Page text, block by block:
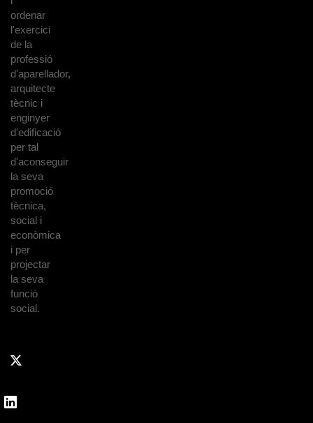
ordenar
l'exercici
de la
professió
d'aparellador,
arquitecte
tècnic i
enginyer
d'edificació
per tal
d'aconseguir
la seva
promoció
tècnica,
social i
econòmica
i per
projectar
la seva
funció
social.